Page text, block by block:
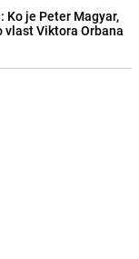
Ko je Peter Magyar,
vlast Viktora Orbana